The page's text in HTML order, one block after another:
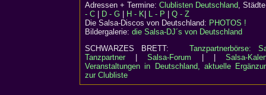
Adressen + Termine: Clublisten Deutschland,
- C
D - G H - K L - P
Q - Z
Die Salsa-Discos von Deutschland: PHOTOS !
Bildergalerie: die Salsa-DJ´s von Deutschland
SCHWARZES BRETT:Tanzpartnerbörse:
Tanzpartner|Salsa-Forum | |Salsa-
Veranstaltungen in Deutschland, aktuelle
zur Clubliste